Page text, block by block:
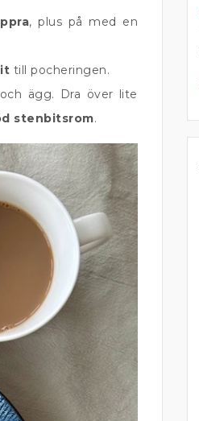
, plus på med en
till pocheringen.
ägg. Dra över lite
stenbitsrom.